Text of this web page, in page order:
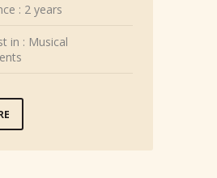
: 2 years
in : Musical